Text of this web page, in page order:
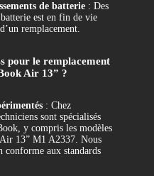
de batterie : Des
est en fin de vie
remplacement.
pour le remplacement
Air 13” ?
: Chez
sont spécialisés
y compris les modèles
13” M1 A2337. Nous
conforme aux standards